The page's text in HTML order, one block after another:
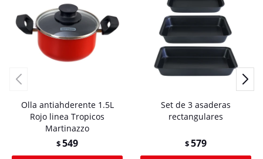
Olla antiahderente 1.5L
Rojo linea Tropicos
Martinazzo
$549
Set de 3 asaderas
rectangulares
$579